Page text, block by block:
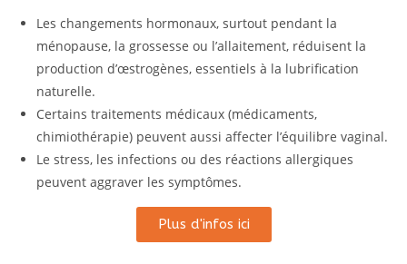
Les changements hormonaux, surtout pendant la
ménopause, la grossesse ou l’allaitement, réduisent la
production d’œstrogènes, essentiels à la lubrification
naturelle.
Certains traitements médicaux (médicaments,
chimiothérapie) peuvent aussi affecter l’équilibre vaginal.
Le stress, les infections ou des réactions allergiques
peuvent aggraver les symptômes.
Plus d'infos ici